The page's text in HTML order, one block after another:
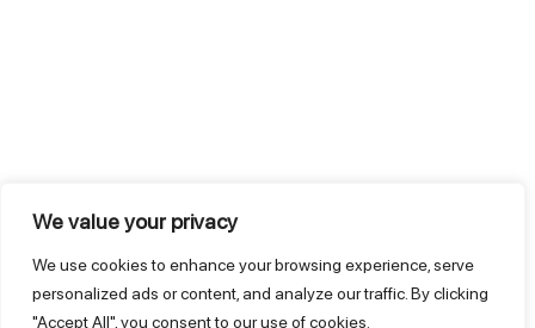
We value your privacy
We use cookies to enhance your browsing experience, serve
personalized ads or content, and analyze our traffic. By clicking
"Accept All", you consent to our use of cookies.